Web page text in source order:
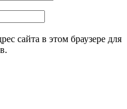
сайта в этом браузере для